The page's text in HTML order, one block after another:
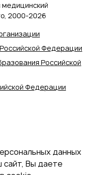
Федерации
Российской
Федерации
2000‑2026
данных
сайт, Вы даете